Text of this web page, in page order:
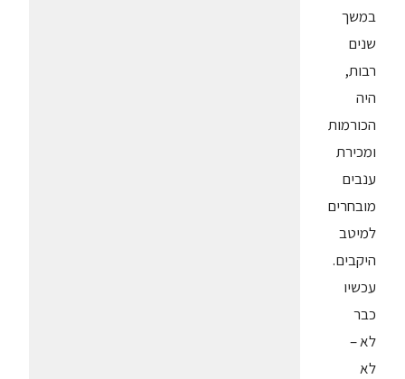
במשך
שנים
רבות,
היה
הכורמות
ומכירת
ענבים
מובחרים
למיטב
היקבים.
עכשיו
כבר
לא –
לא